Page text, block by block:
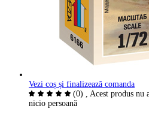
Vezi coș și finalizează comanda
(0) , Acest produs nu
nicio persoană